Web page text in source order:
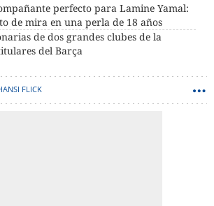
perfecto para Lamine Yamal:
de mira en una perla de 18 años
de dos grandes clubes de la
del Barça
FLICK